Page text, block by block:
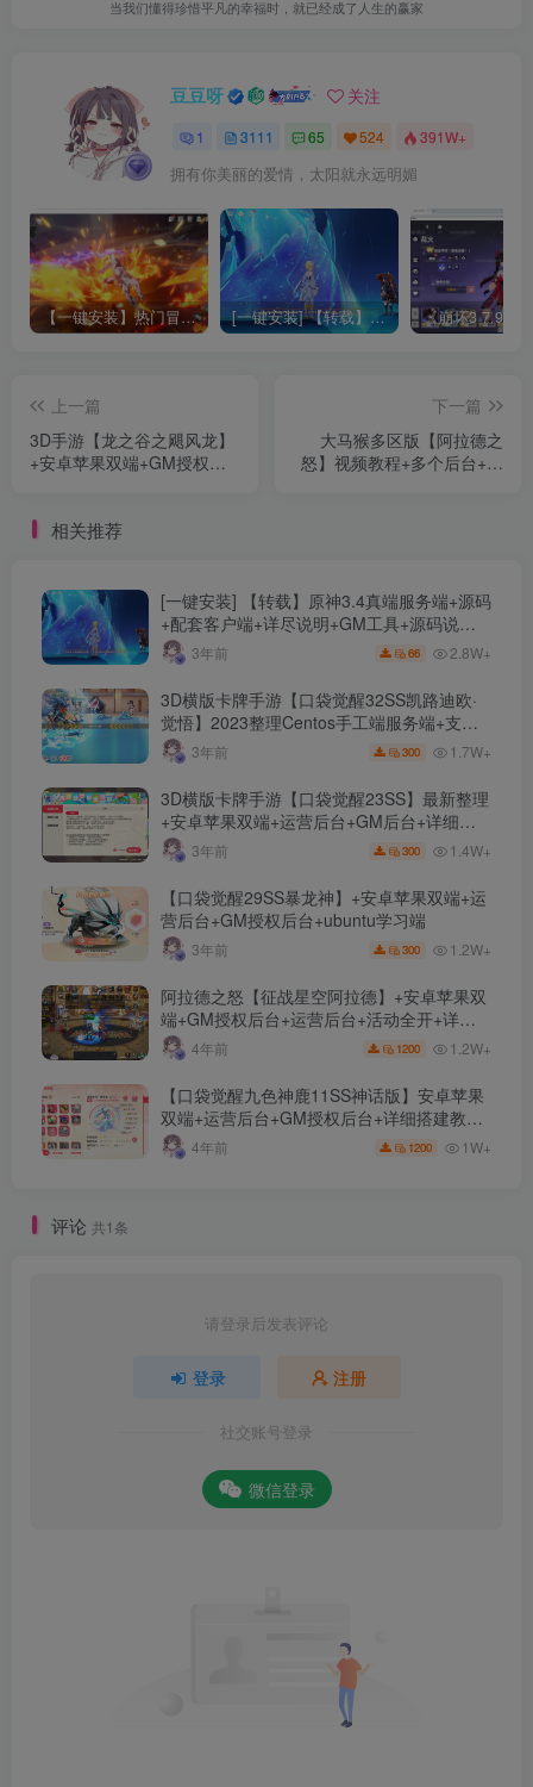
当我们懂得珍惜平凡的幸福时，就已经成了人生的赢家
豆豆呀 关注
1 3111 65 524 391W+
拥有你美丽的爱情，太阳就永远明媚
【一键安装】热门冒险策略类游戏崩坏：星穹铁道全新2.3版本一键端+一键代理+一键启动+免虚拟机 [一键安装] 【转载】原神3.4真端服务端+源码+配套客户端+详尽说明+GM工具+源码说明文件
上一篇
3D手游【龙之谷之飓风龙】
+安卓苹果双端+GM授权后
下一篇
大马猴多区版【阿拉德之
怒】视频教程+多个后台+安
相关推荐
[一键安装] 【转载】原神3.4真端服务端+源码
+配套客户端+详尽说明+GM工具+源码说明
文件3年前 66 2.8W+
3D横版卡牌手游【口袋觉醒32SS凯路迪欧·
觉悟】2023整理Centos手工端服务端+支付
对接+安卓苹果双端+运营后台+GM授权后台
+代理后台
3年前 300 1.7W+
3D横版卡牌手游【口袋觉醒23SS】最新整理
+安卓苹果双端+运营后台+GM后台+详细搭
建教程3年前 300 1.4W+
【口袋觉醒29SS暴龙神】+安卓苹果双端+运
营后台+GM授权后台+ubuntu学习端
3年前 300 1.2W+
阿拉德之怒【征战星空阿拉德】+安卓苹果双
端+GM授权后台+运营后台+活动全开+详细
教程 4年前 1200 1.2W+
【口袋觉醒九色神鹿11SS神话版】安卓苹果
双端+运营后台+GM授权后台+详细搭建教
程。 4年前 1200 1W+
评论 共1条
请登录后发表评论
登录 注册
社交账号登录
微信登录